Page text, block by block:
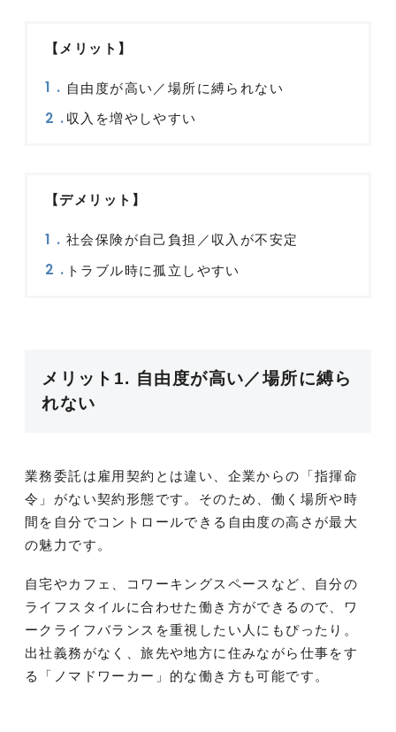
【メリット】
自由度が高い／場所に縛られない
収入を増やしやすい
【デメリット】
社会保険が自己負担／収入が不安定
トラブル時に孤立しやすい
メリット1. 自由度が高い／場所に縛ら
れない
業務委託は雇用契約とは違い、企業からの「指揮命
令」がない契約形態です。そのため、働く場所や時
間を自分でコントロールできる自由度の高さが最大
の魅力です。
自宅やカフェ、コワーキングスペースなど、自分の
ライフスタイルに合わせた働き方ができるので、ワ
ークライフバランスを重視したい人にもぴったり。
出社義務がなく、旅先や地方に住みながら仕事をす
る「ノマドワーカー」的な働き方も可能です。